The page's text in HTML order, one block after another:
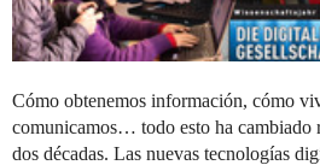
Cómo obtenemos información, cómo
comunicamos… todo esto ha cambiado
dos décadas. Las nuevas tecnologías